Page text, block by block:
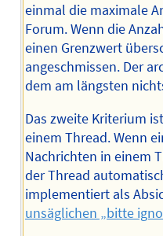
einmal die maximale
Forum. Wenn die
einen Grenzwert
angeschmissen. Der
dem am längsten
Das zweite Kriterium
einem Thread. Wenn
Nachrichten in einem
der Thread
implementiert als
unsäglichen „bitte